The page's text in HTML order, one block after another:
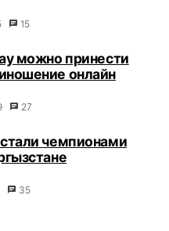
15
можно принести
онлайн
27
чемпионами
35